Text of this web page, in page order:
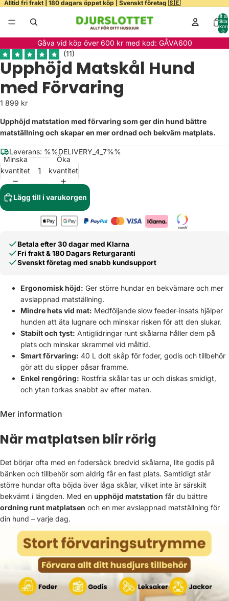
Alltid fri frakt | 180 dagars öppet köp | Svenskt företag 🇸🇪
Totalt
0
Gåva vid köp över 600 kr med kod: GÅVA600
Upphöjd Matskål Hund
med Förvaring
1 899 kr
Upphöjd matstation med förvaring som ger din hund bättre
matställning och skapar en mer ordnad och bekväm matplats.
Leverans: %%DELIVERY_4_7%%
Minska
kvantitet
Öka
kvantitet
Lägg till i varukorgen
Betala efter 30 dagar med Klarna
Fri frakt & 180 Dagars Returgaranti
Svenskt företag med snabb kundsupport
Ergonomisk höjd: Ger större hundar en bekvämare och mer
avslappnad matställning.
Mindre hets vid mat: Medföljande slow feeder-insats hjälper
hunden att äta lugnare och minskar risken för att den slukar.
Stabilt och tyst: Antiglidringar runt skålarna håller dem på
plats och minskar skrammel vid måltid.
Smart förvaring: 40 L dolt skåp för foder, godis och tillbehör
gör att du slipper påsar framme.
Enkel rengöring: Rostfria skålar tas ur och diskas smidigt,
och ytan torkas snabbt av efter maten.
Mer information
När matplatsen blir rörig
Det börjar ofta med en fodersäck bredvid skålarna, lite godis på
bänken och tillbehör som aldrig får en fast plats. Samtidigt står
större hundar ofta böjda över låga skålar, vilket inte är särskilt
bekvämt i längden. Med en upphöjd matstation får du bättre
ordning runt matplatsen och en mer avslappnad matställning för
din hund – varje dag.